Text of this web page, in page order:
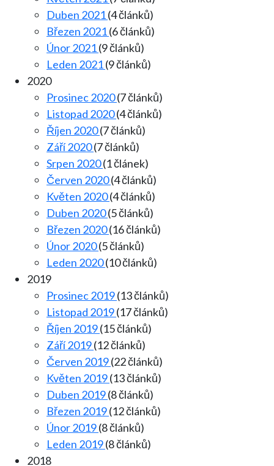
Duben 2021(4 článků)
Březen 2021(6 článků)
Únor 2021(9 článků)
Leden 2021(9 článků)
2020
Prosinec 2020(7 článků)
Listopad 2020(4 článků)
Říjen 2020(7 článků)
Září 2020(7 článků)
Srpen 2020(1 článek)
Červen 2020(4 článků)
Květen 2020(4 článků)
Duben 2020(5 článků)
Březen 2020(16 článků)
Únor 2020(5 článků)
Leden 2020(10 článků)
2019
Prosinec 2019(13 článků)
Listopad 2019(17 článků)
Říjen 2019(15 článků)
Září 2019(12 článků)
Červen 2019(22 článků)
Květen 2019(13 článků)
Duben 2019(8 článků)
Březen 2019(12 článků)
Únor 2019(8 článků)
Leden 2019(8 článků)
2018